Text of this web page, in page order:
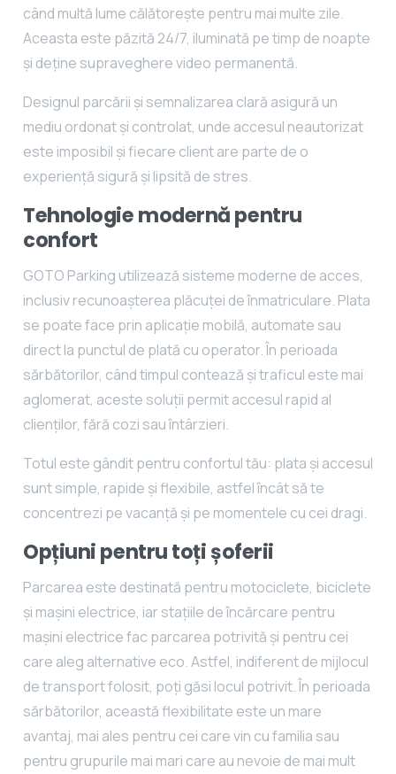
când multă lume călătorește pentru mai multe zile.
Aceasta este păzită 24/7, iluminată pe timp de noapte
și deține supraveghere video permanentă.
Designul parcării și semnalizarea clară asigură un
mediu ordonat și controlat, unde accesul neautorizat
este imposibil și fiecare client are parte de o
experiență sigură și lipsită de stres.
Tehnologie modernă pentru
confort
GOTO Parking utilizează sisteme moderne de acces,
inclusiv recunoașterea plăcuței de înmatriculare. Plata
se poate face prin aplicație mobilă, automate sau
direct la punctul de plată cu operator. În perioada
sărbătorilor, când timpul contează și traficul este mai
aglomerat, aceste soluții permit accesul rapid al
clienților, fără cozi sau întârzieri.
Totul este gândit pentru confortul tău: plata și accesul
sunt simple, rapide și flexibile, astfel încât să te
concentrezi pe vacanță și pe momentele cu cei dragi.
Opțiuni pentru toți șoferii
Parcarea este destinată pentru motociclete, biciclete
și mașini electrice, iar stațiile de încărcare pentru
mașini electrice fac parcarea potrivită și pentru cei
care aleg alternative eco. Astfel, indiferent de mijlocul
de transport folosit, poți găsi locul potrivit. În perioada
sărbătorilor, această flexibilitate este un mare
avantaj, mai ales pentru cei care vin cu familia sau
pentru grupurile mai mari care au nevoie de mai mult